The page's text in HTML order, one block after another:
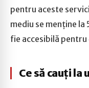
pentru aceste
mediu se menține la
fie accesibilă
Ce să cauți